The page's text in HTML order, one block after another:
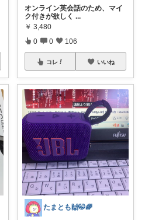
オンライン英会話のため、マイ
ク付きが欲しく ...
￥ 3,480
0 0 106
コレ いいね
たまとも🙌🤭🌈